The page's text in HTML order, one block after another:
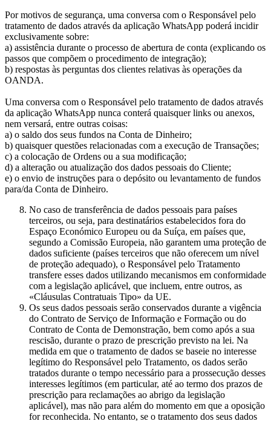
Por motivos de segurança, uma conversa com o Responsável pelo
tratamento de dados através da aplicação WhatsApp poderá incidir
exclusivamente sobre:
a) assistência durante o processo de abertura de conta (explicando os
passos que compõem o procedimento de integração);
b) respostas às perguntas dos clientes relativas às operações da
OANDA.
Uma conversa com o Responsável pelo tratamento de dados através
da aplicação WhatsApp nunca conterá quaisquer links ou anexos,
nem versará, entre outras coisas:
a) o saldo dos seus fundos na Conta de Dinheiro;
b) quaisquer questões relacionadas com a execução de Transações;
c) a colocação de Ordens ou a sua modificação;
d) a alteração ou atualização dos dados pessoais do Cliente;
e) o envio de instruções para o depósito ou levantamento de fundos
para/da Conta de Dinheiro.
No caso de transferência de dados pessoais para países
terceiros, ou seja, para destinatários estabelecidos fora do
Espaço Económico Europeu ou da Suíça, em países que,
segundo a Comissão Europeia, não garantem uma proteção de
dados suficiente (países terceiros que não oferecem um nível
de proteção adequado), o Responsável pelo Tratamento
transfere esses dados utilizando mecanismos em conformidade
com a legislação aplicável, que incluem, entre outros, as
«Cláusulas Contratuais Tipo» da UE.
Os seus dados pessoais serão conservados durante a vigência
do Contrato de Serviço de Informação e Formação ou do
Contrato de Conta de Demonstração, bem como após a sua
rescisão, durante o prazo de prescrição previsto na lei. Na
medida em que o tratamento de dados se baseie no interesse
legítimo do Responsável pelo Tratamento, os dados serão
tratados durante o tempo necessário para a prossecução desses
interesses legítimos (em particular, até ao termo dos prazos de
prescrição para reclamações ao abrigo da legislação
aplicável), mas não para além do momento em que a oposição
for reconhecida. No entanto, se o tratamento dos seus dados